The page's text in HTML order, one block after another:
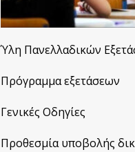
Ύλη Πανελλαδικών
Πρόγραμμα εξετάσεων
Γενικές Οδηγίες
Προθεσμία υποβολής